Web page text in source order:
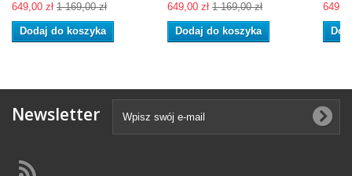
649,00 zł 1 169,00 zł
Dodaj do koszyka
649,00 zł 1 169,00 zł
Dodaj do koszyka
Newsletter